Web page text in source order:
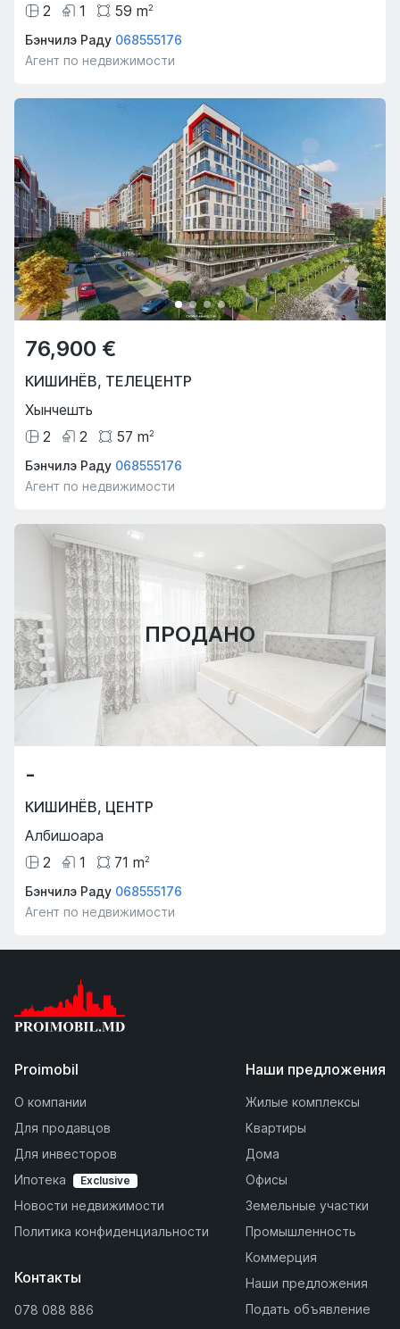
2
1 59 m2
Бэнчилэ Раду 068555176
Агент по недвижимости
76,900 €
КИШИНЁВ, ТЕЛЕЦЕНТР
Хынчешть
2
2 57 m2
Бэнчилэ Раду 068555176
Агент по недвижимости
ПРОДАНО
-
КИШИНЁВ, ЦЕНТР
Албишоара
2
1 71 m2
Бэнчилэ Раду 068555176
Агент по недвижимости
Proimobil
О компании
Для продавцов
Для инвесторов
Ипотека
Exclusive
Новости недвижимости
Политика конфиденциальности
Наши предложения
Жилые комплексы
Квартиры
Дома
Офисы
Земельные участки
Промышленность
Коммерция
Наши предложения
Подать объявление
Контакты
078 088 886